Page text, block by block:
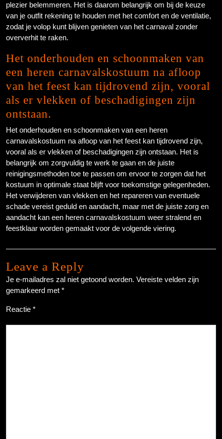
plezier belemmeren. Het is daarom belangrijk om bij de keuze
van je outfit rekening te houden met het comfort en de ventilatie,
zodat je volop kunt blijven genieten van het carnaval zonder
oververhit te raken.
Het onderhouden en schoonmaken van
een heren carnavalskostuum na afloop
van het feest kan tijdrovend zijn, vooral
als er vlekken of beschadigingen zijn
ontstaan.
Het onderhouden en schoonmaken van een heren
carnavalskostuum na afloop van het feest kan tijdrovend zijn,
vooral als er vlekken of beschadigingen zijn ontstaan. Het is
belangrijk om zorgvuldig te werk te gaan en de juiste
reinigingsmethoden toe te passen om ervoor te zorgen dat het
kostuum in optimale staat blijft voor toekomstige gelegenheden.
Het verwijderen van vlekken en het repareren van eventuele
schade vereist geduld en aandacht, maar met de juiste zorg en
aandacht kan een heren carnavalskostuum weer stralend en
feestklaar worden gemaakt voor de volgende viering.
Leave a Reply
Je e-mailadres zal niet getoond worden. Vereiste velden zijn
gemarkeerd met *
Reactie *